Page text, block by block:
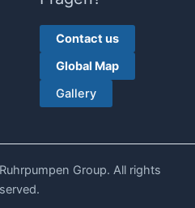
Contact us
Global Map
Gallery
Group. All rights